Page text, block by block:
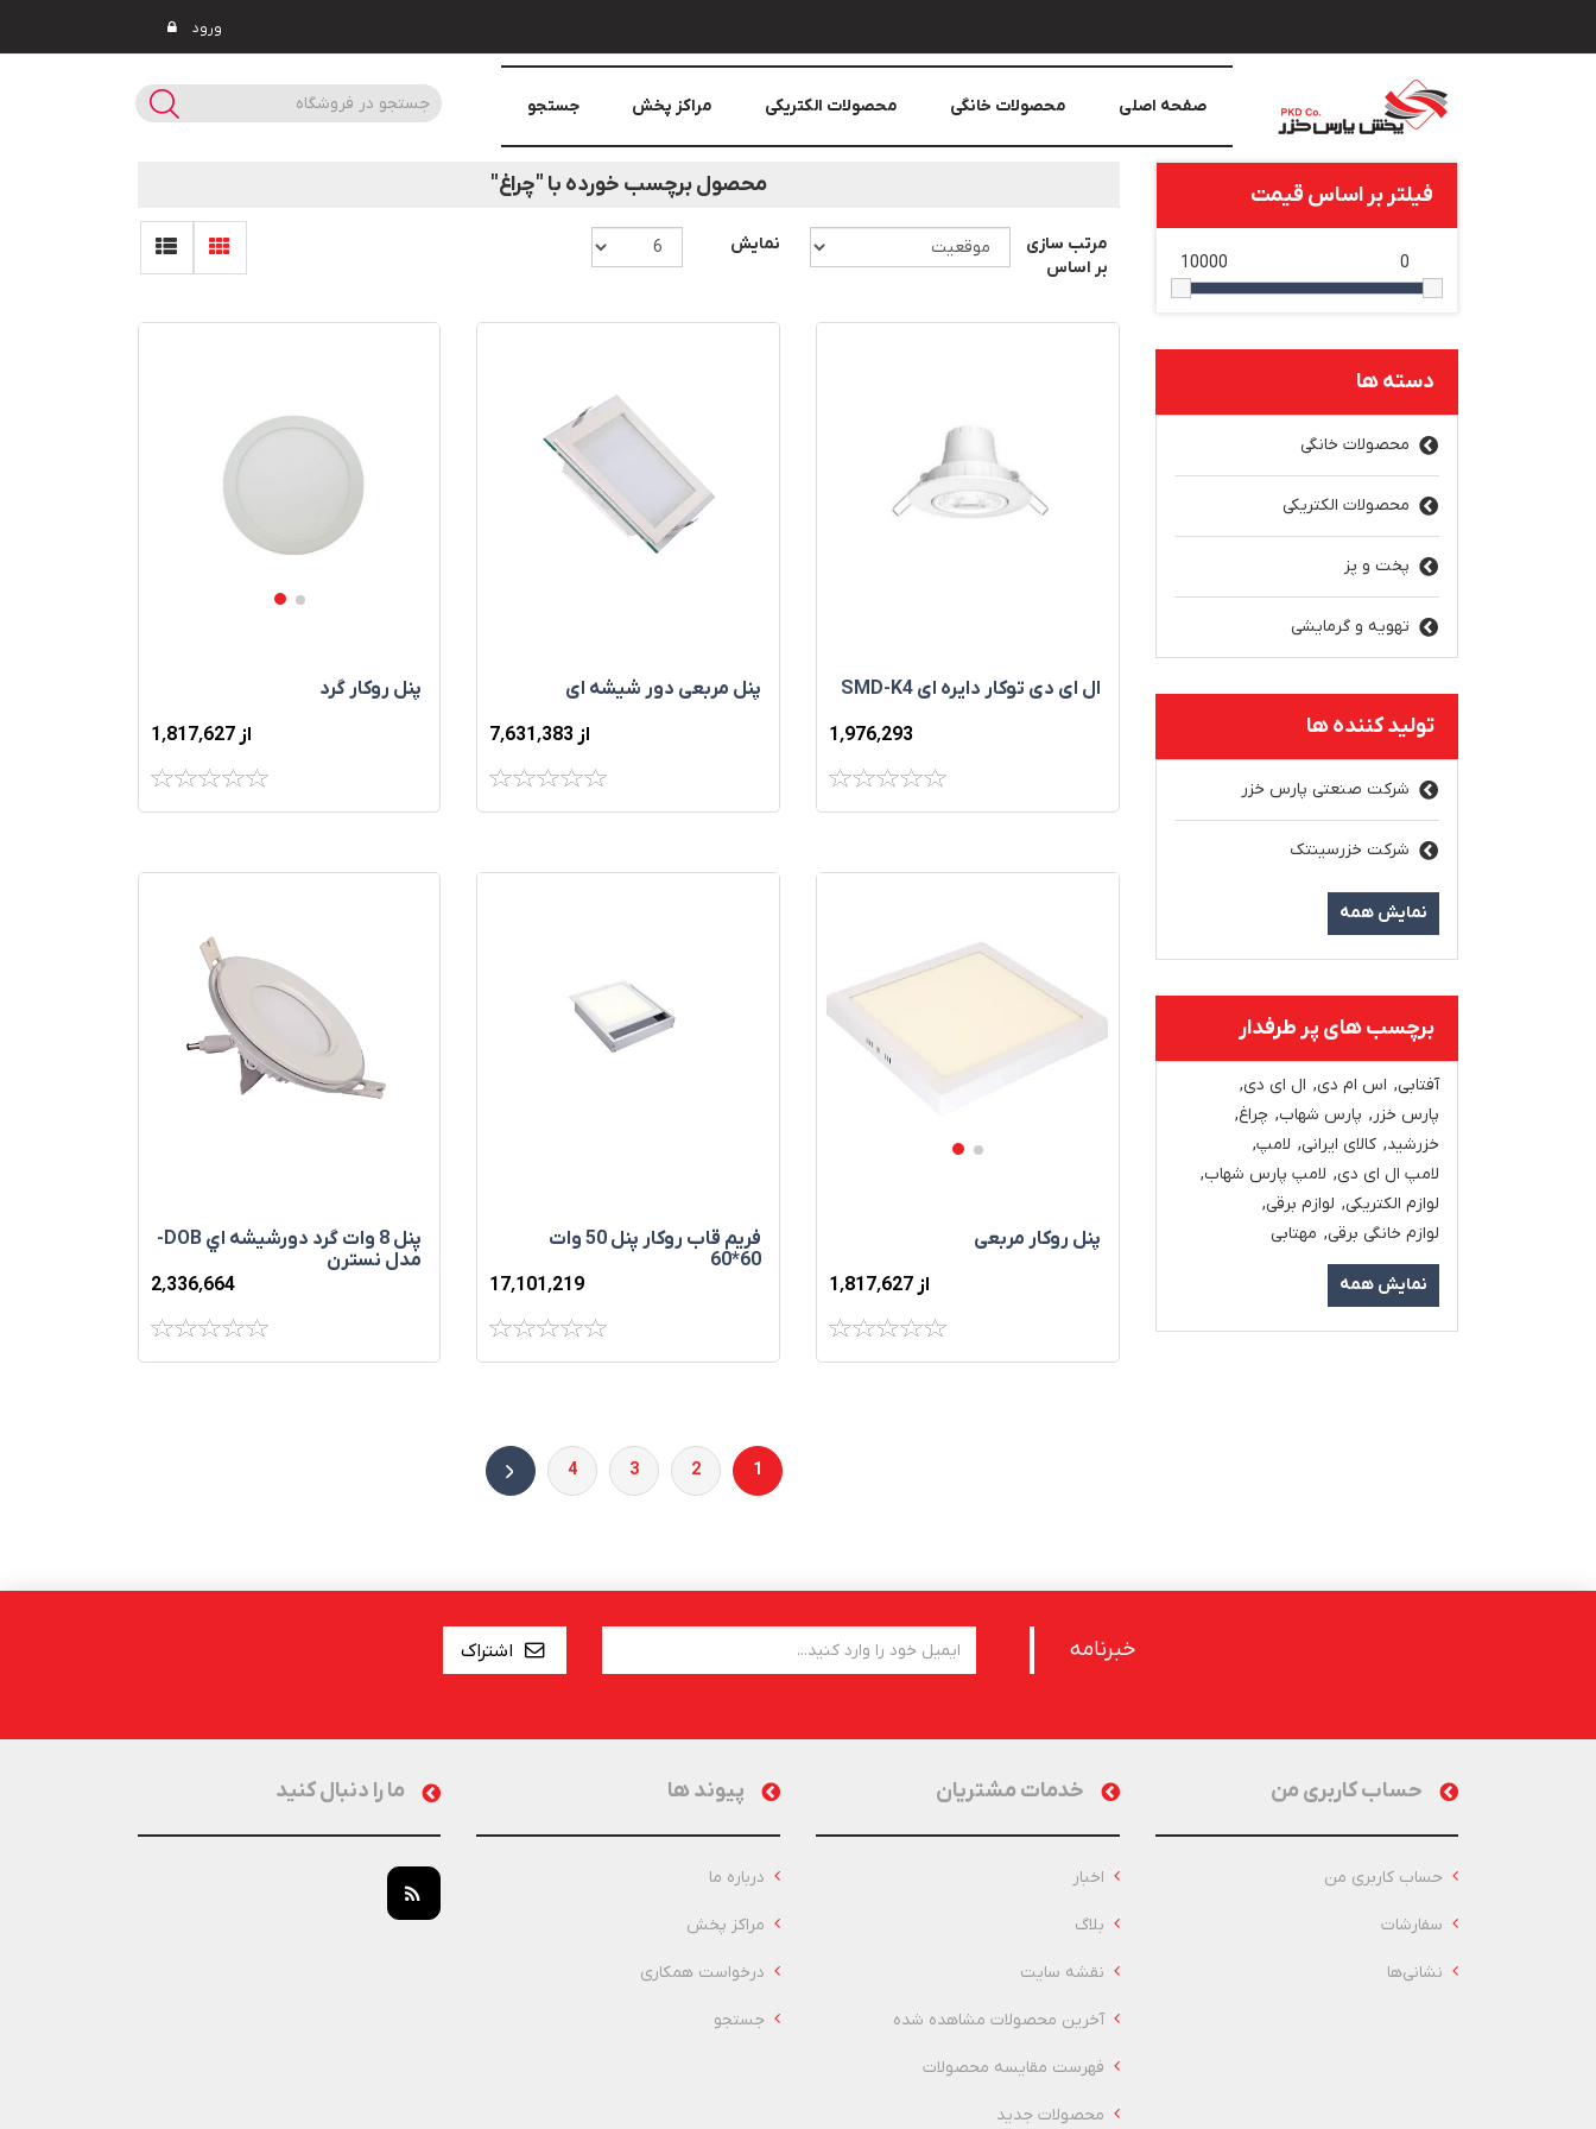
ورود
صفحه اصلی محصولات خانگی محصولات الکتریکی مراکز پخش جستجو
فیلتر بر اساس قیمت
0
10000
دسته ها
محصولات خانگی
محصولات الکتریکی
پخت و پز
تهویه و گرمایشی
تولید کننده ها
شرکت صنعتی پارس خزر
شرکت خزرسینتک
نمایش همه
برچسب های پر طرفدار
آفتابی, اس ام دی, ال ای دی,
پارس خزر, پارس شهاب, چراغ,
خزرشید, کالای ایرانی, لامپ,
لامپ ال ای دی, لامپ پارس شهاب,
لوازم الکتریکی, لوازم برقی,
لوازم خانگی برقی, مهتابی
نمایش همه
محصول برچسب خورده با "چراغ"
مرتب سازی
بر اساس
نمایش
ال ای دی توکار دایره ای SMD-K4
1٬976٬293
پنل مربعی دور شیشه ای
از 7٬631٬383
پنل روکار گرد
از 1٬817٬627
پنل روکار مربعی
از 1٬817٬627
فریم قاب روکار پنل 50 وات
60*60
17٬101٬219
پنل 8 وات گرد دورشيشه اي DOB-
مدل نسترن
2٬336٬664
1
2
3
4
خبرنامه اشتراک
حساب کاربری من
حساب کاربری من
سفارشات
نشانی‌ها
خدمات مشتریان
اخبار
بلاگ
نقشه سایت
آخرین محصولات مشاهده شده
فهرست مقایسه محصولات
محصولات جدید
پیوند ها
درباره ما
مراکز پخش
درخواست همکاری
جستجو
ما را دنبال کنید